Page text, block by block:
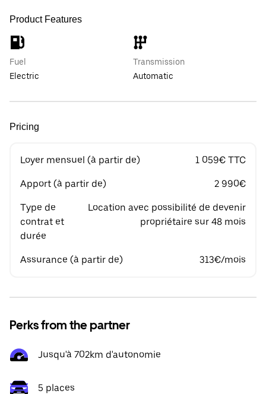
Product Features
Fuel
Electric
Transmission
Automatic
Pricing
Loyer mensuel (à partir de) 1 059€ TTC
Apport (à partir de) 2 990€
Type de
contrat et
durée
Location avec possibilité de devenir
propriétaire sur 48 mois
Assurance (à partir de) 313€/mois
Perks from the partner
Jusqu'à 702km d'autonomie
5 places